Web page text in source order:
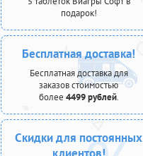
подарок!
Бесплатная доставка!
Бесплатная доставка для
заказов стоимостью
более 4499 рублей.
Скидки для постоянных